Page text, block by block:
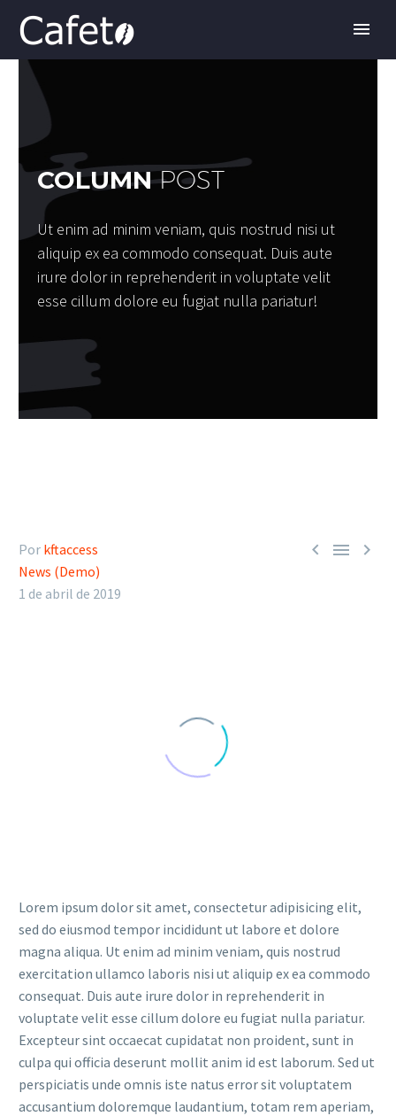
ESPAÑOL
COLUMNPOST
Ut enim ad minim veniam, quis nostrud nisi ut
aliquip ex ea commodo consequat. Duis aute
irure dolor in reprehenderit in voluptate velit
esse cillum dolore eu fugiat nulla pariatur!
  
Por kftaccess
News (Demo)
1 de abril de 2019
Lorem ipsum dolor sit amet, consectetur adipisicing elit,
sed do eiusmod tempor incididunt ut labore et dolore
magna aliqua. Ut enim ad minim veniam, quis nostrud
exercitation ullamco laboris nisi ut aliquip ex ea commodo
consequat. Duis aute irure dolor in reprehenderit in
voluptate velit esse cillum dolore eu fugiat nulla pariatur.
Excepteur sint occaecat cupidatat non proident, sunt in
culpa qui officia deserunt mollit anim id est laborum. Sed ut
perspiciatis unde omnis iste natus error sit voluptatem
accusantium doloremque laudantium, totam rem aperiam,